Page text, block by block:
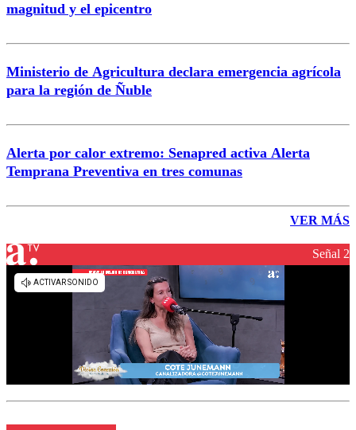
magnitud y el epicentro
Ministerio de Agricultura declara emergencia agrícola
para la región de Ñuble
Alerta por calor extremo: Senapred activa Alerta
Temprana Preventiva en tres comunas
VER MÁS
Señal 2